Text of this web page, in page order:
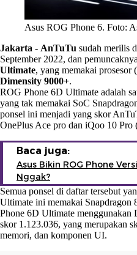
Asus ROG Phone 6. Foto:
Jakarta - AnTuTu sudah merilis
September 2022, dan
Ultimate, yang memakai prosesor
Dimensity 9000+.
ROG Phone 6D Ultimate adalah
yang tak memakai SoC
ponsel ini menjadi yang skor
OnePlus Ace pro dan iQoo 10 Pro
Baca juga:
Asus Bikin ROG Phone
Nggak?
Semua ponsel di daftar tersebut
Ultimate ini memakai Snapdragon
Phone 6D Ultimate menggunakan
skor 1.123.036, yang merupakan
memori, dan komponen UI.